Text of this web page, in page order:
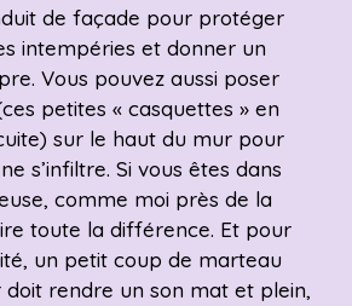
de façade pour protéger
intempéries et donner un
Vous pouvez aussi poser
petites « casquettes » en
sur le haut du mur pour
s’infiltre. Si vous êtes dans
comme moi près de la
toute la différence. Et pour
un petit coup de marteau
rendre un son mat et plein,